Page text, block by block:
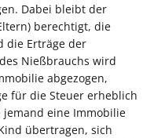
Dabei bleibt der
berechtigt, die
die Erträge der
Nießbrauchs wird
abgezogen,
für die Steuer erheblich
eine Immobilie
übertragen, sich